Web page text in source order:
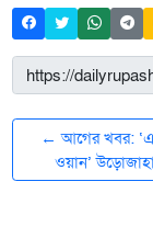
← আগের খবর:
ওয়ান’